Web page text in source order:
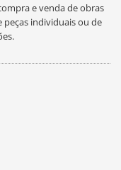
e venda de obras
peças individuais ou de